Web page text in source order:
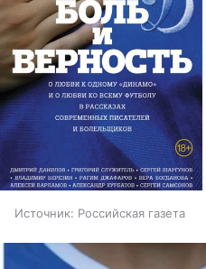
Источник: Российская газета